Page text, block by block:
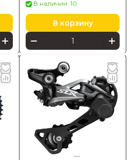
H03C.
В наличии: 10
В корзину